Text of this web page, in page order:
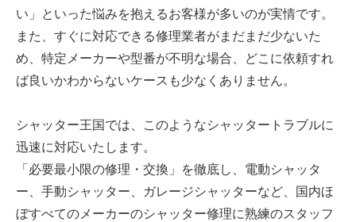
い」といった悩みを抱えるお客様が多いのが実情です。
また、すぐに対応できる修理業者がまだまだ少ないた
め、特定メーカーや型番が不明な場合、どこに依頼すれ
ば良いかわからないケースも少なくありません。
シャッター王国では、このようなシャッタートラブルに
迅速に対応いたします。
「必要最小限の修理・交換」を徹底し、電動シャッタ
ー、手動シャッター、ガレージシャッターなど、国内ほ
ぼすべてのメーカーのシャッター修理に熟練のスタッフ